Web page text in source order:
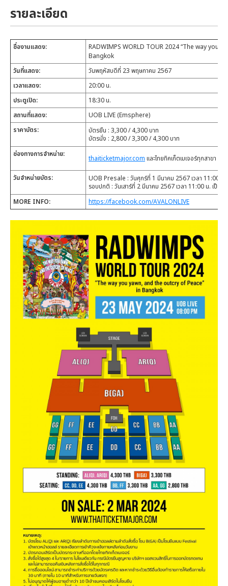
รายละเอียด
ชื่องานแสดง:
RADWIMPS WORLD TOUR 2024 “The way you
Bangkok
วันที่แสดง:
วันพฤหัสบดีที่ 23 พฤษภาคม 2567
เวลาแสดง:
20:00 น.
ประตูเปิด:
18:30น.
สถานที่แสดง:
UOB LIVE (Emsphere)
ราคาบัตร:
บัตรยืน : 3,300 / 4,300 บาท
บัตรนั่ง : 2,800 / 3,300 / 4,300 บาท
ช่องทางการจำหน่าย:
thaiticketmajor.com และไทยทิคเก็ตเมเจอร์ทุกสาขา
วันจำหน่ายบัตร:
UOB Presale : วันศุกร์ที่ 1 มีนาคม 2567 เวลา 11:00 -
รอบปกติ : วันเสาร์ที่ 2 มีนาคม 2567 เวลา 11:00 น. เป็นต้
MORE INFO:
https://facebook.com/AVALONLIVE